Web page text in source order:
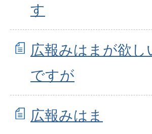
す
広報みはまが欲し
ですが
広報みはま